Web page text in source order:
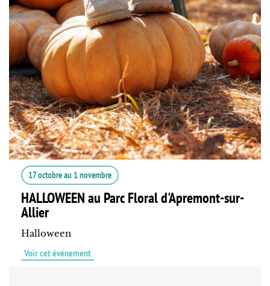
17 octobreau 1 novembre
HALLOWEEN au Parc Floral d'Apremont-sur-
Allier
Halloween
Voir cet événement